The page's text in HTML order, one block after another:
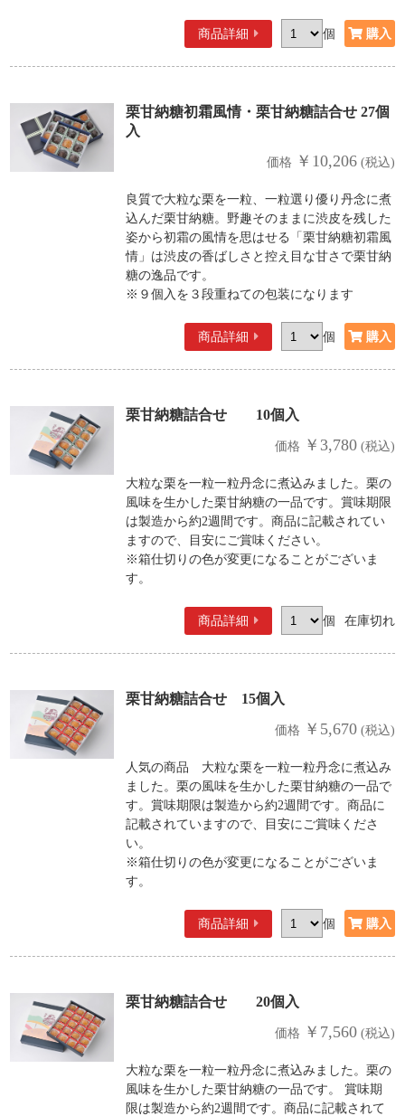
商品詳細 個
栗甘納糖初霜風情・栗甘納糖詰合せ 27個
入
価格 ￥10,206(税込)
良質で大粒な栗を一粒、一粒選り優り丹念に煮
込んだ栗甘納糖。野趣そのままに渋皮を残した
姿から初霜の風情を思はせる「栗甘納糖初霜風
情」は渋皮の香ばしさと控え目な甘さで栗甘納
糖の逸品です。
※９個入を３段重ねての包装になります
商品詳細 個
栗甘納糖詰合せ 10個入
価格 ￥3,780(税込)
大粒な栗を一粒一粒丹念に煮込みました。栗の
風味を生かした栗甘納糖の一品です。賞味期限
は製造から約2週間です。商品に記載されてい
ますので、目安にご賞味ください。
※箱仕切りの色が変更になることがございま
す。
商品詳細 個 在庫切れ
栗甘納糖詰合せ 15個入
価格 ￥5,670(税込)
人気の商品 大粒な栗を一粒一粒丹念に煮込み
ました。栗の風味を生かした栗甘納糖の一品で
す。賞味期限は製造から約2週間です。商品に
記載されていますので、目安にご賞味くださ
い。
※箱仕切りの色が変更になることがございま
す。
商品詳細 個
栗甘納糖詰合せ 20個入
価格 ￥7,560(税込)
大粒な栗を一粒一粒丹念に煮込みました。栗の
風味を生かした栗甘納糖の一品です。 賞味期
限は製造から約2週間です。商品に記載されて